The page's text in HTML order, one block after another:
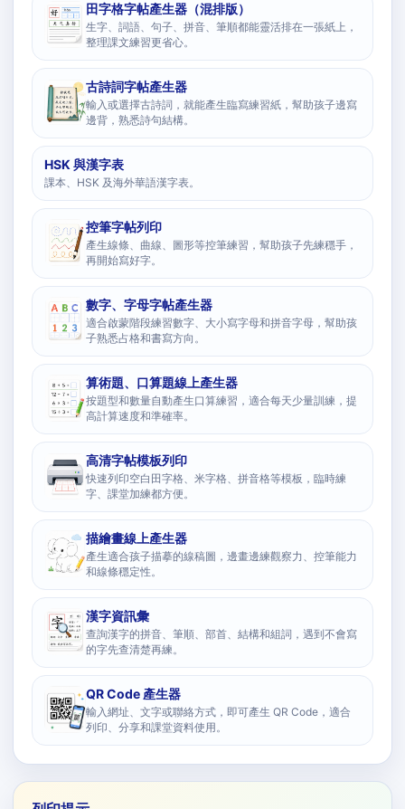
田字格字帖產生器（混排版）
生字、詞語、句子、拼音、筆順都能靈活排在一張紙上，
整理課文練習更省心。
古詩詞字帖產生器
輸入或選擇古詩詞，就能產生臨寫練習紙，幫助孩子邊寫
邊背，熟悉詩句結構。
HSK 與漢字表
課本、HSK 及海外華語漢字表。
控筆字帖列印
產生線條、曲線、圖形等控筆練習，幫助孩子先練穩手，
再開始寫好字。
數字、字母字帖產生器
適合啟蒙階段練習數字、大小寫字母和拼音字母，幫助孩
子熟悉占格和書寫方向。
算術題、口算題線上產生器
按題型和數量自動產生口算練習，適合每天少量訓練，提
高計算速度和準確率。
高清字帖模板列印
快速列印空白田字格、米字格、拼音格等模板，臨時練
字、課堂加練都方便。
描繪畫線上產生器
產生適合孩子描摹的線稿圖，邊畫邊練觀察力、控筆能力
和線條穩定性。
漢字資訊彙
查詢漢字的拼音、筆順、部首、結構和組詞，遇到不會寫
的字先查清楚再練。
QR Code 產生器
輸入網址、文字或聯絡方式，即可產生 QR Code，適合
列印、分享和課堂資料使用。